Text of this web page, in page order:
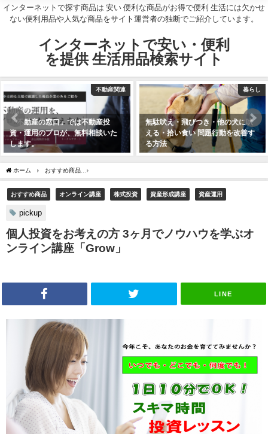
インターネットで探す商品は 安い 便利な商品がお得で便利 生活には欠かせ
ない便利用品や人気な商品をサイト運営者の独断でご紹介しています。
インターネットで安い・便利
を提供 生活用品検索サイト
不動産関連
「不動産の窓口」では不動産投
資・運用のプロが、無料相談いた
します。
暮らし
無駄吠え・飛びつき・他の犬に吠
える・拾い食い 問題行動を改善す
る方法
ホーム おすすめ商品
おすすめ商品 オンライン講座 株式投資 資産形成講座 資産運用
pickup
個人投資をお考えの方 3ヶ月でノウハウを学ぶオ
ンライン講座「Grow」
LINE